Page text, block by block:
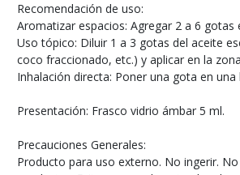
Recomendación de uso:
Aromatizar espacios: Agregar 2 a 6
Uso tópico: Diluir 1 a 3 gotas del aceite
coco fraccionado, etc.) y aplicar en la
Inhalación directa: Poner una gota en
Presentación: Frasco vidrio ámbar 5 ml.
Precauciones Generales:
Producto para uso externo. No ingerir.